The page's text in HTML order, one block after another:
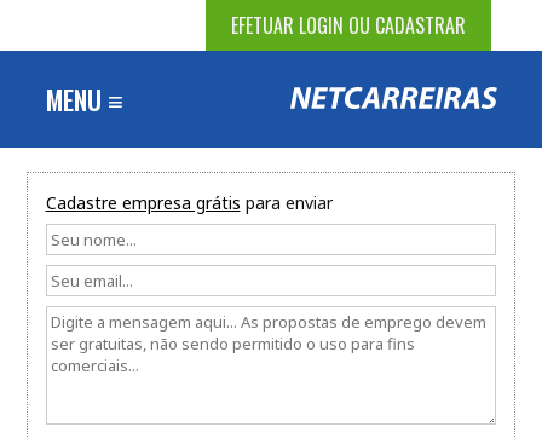
EFETUAR LOGIN OU CADASTRAR
MENU ≡
Cadastre empresa grátis para enviar